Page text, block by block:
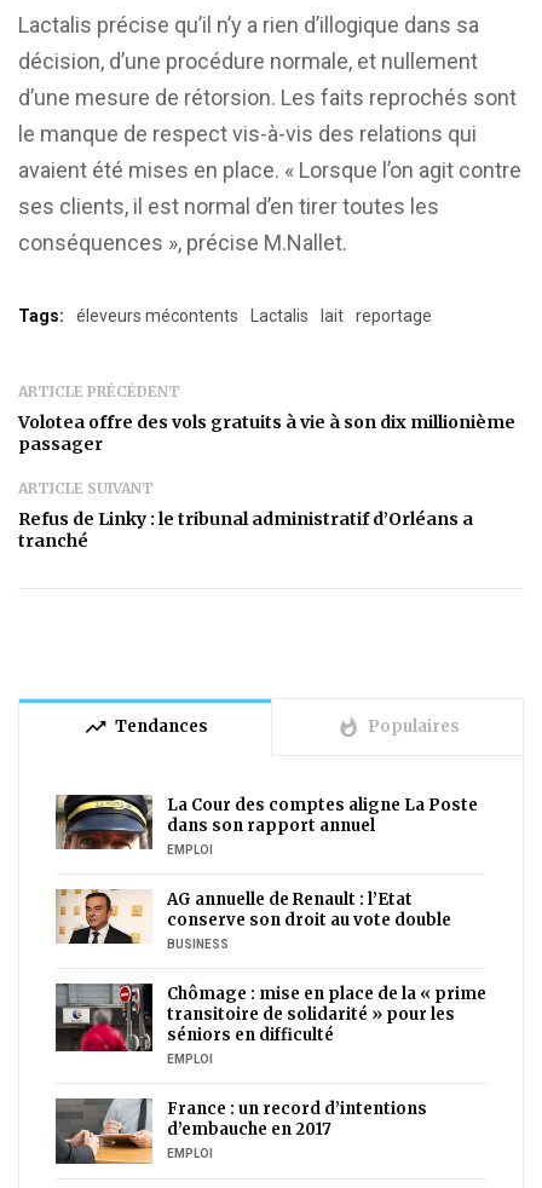
Lactalis précise qu’il n’y a rien d’illogique dans sa
décision, d’une procédure normale, et nullement
d’une mesure de rétorsion. Les faits reprochés sont
le manque de respect vis-à-vis des relations qui
avaient été mises en place. « Lorsque l’on agit contre
ses clients, il est normal d’en tirer toutes les
conséquences », précise M.Nallet.
Tags: éleveurs mécontents Lactalis lait reportage
ARTICLE PRÉCÉDENT
Volotea offre des vols gratuits à vie à son dix millionième
passager
ARTICLE SUIVANT
Refus de Linky : le tribunal administratif d’Orléans a
tranché
trending_up Tendances whatshot Populaires
La Cour des comptes aligne La Poste
dans son rapport annuel
EMPLOI
AG annuelle de Renault : l’Etat
conserve son droit au vote double
BUSINESS
Chômage : mise en place de la « prime
transitoire de solidarité » pour les
séniors en difficulté
EMPLOI
France : un record d’intentions
d’embauche en 2017
EMPLOI